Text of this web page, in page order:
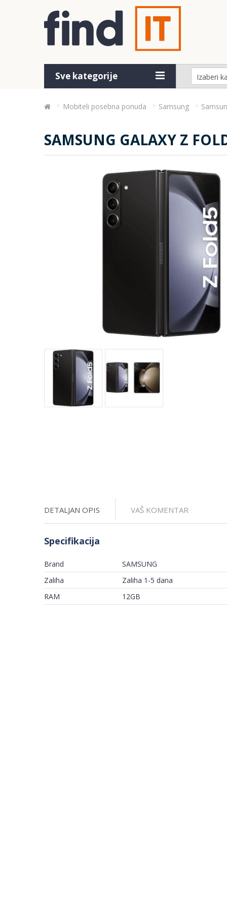
Sve kategorije
Mobiteli posebna ponuda Samsung
SAMSUNG GALAXY Z
DETALJAN OPIS VAŠ KOMENTAR
Specifikacija
Brand
SAMSUNG
Zaliha
Zaliha 1-5 dana
RAM
12GB